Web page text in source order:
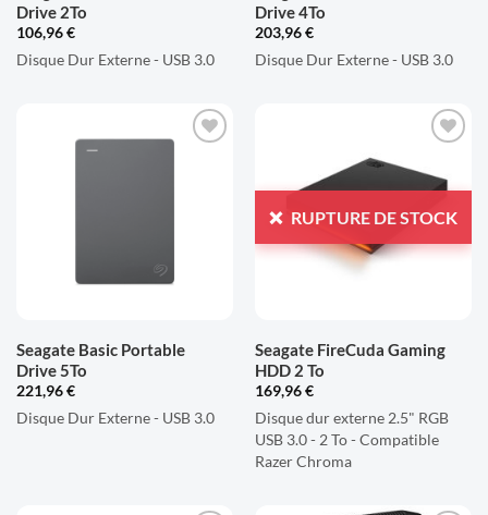
Drive 2To
106,96€
Disque Dur Externe - USB 3.0
Drive 4To
203,96€
Disque Dur Externe - USB 3.0
Seagate Basic Portable
Drive 5To
221,96€
Disque Dur Externe - USB 3.0
AJOUTER
À LA
D'ENVIES
RUPTURE DE STOCK
Seagate FireCuda Gaming
HDD 2 To
169,96€
Disque dur externe 2.5" RGB
USB 3.0 - 2 To - Compatible
Razer Chroma